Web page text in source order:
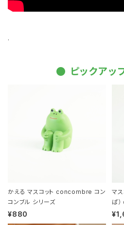
.
● ピックアッ
かえる マスコット concombre コン
コンブル シリーズ
¥880
マス
ぱ
ーズ